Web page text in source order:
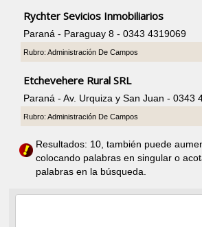
Rychter Sevicios Inmobiliarios
Paraná - Paraguay 8 - 0343 4319069
Rubro: Administración De Campos
Etchevehere Rural SRL
Paraná - Av. Urquiza y San Juan - 0343
Rubro: Administración De Campos
Resultados: 10, también puede
colocando palabras en singular o
palabras en la búsqueda.